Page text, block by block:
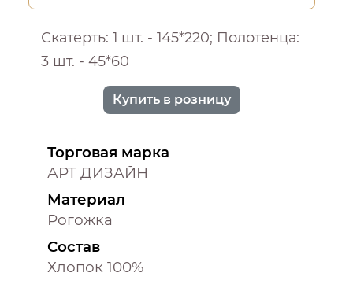
Скатерть: 1 шт. - 145*220; Полотенца:
3 шт. - 45*60
Купить в розницу
Торговая марка
АРТ ДИЗАЙН
Материал
Рогожка
Состав
Хлопок 100%